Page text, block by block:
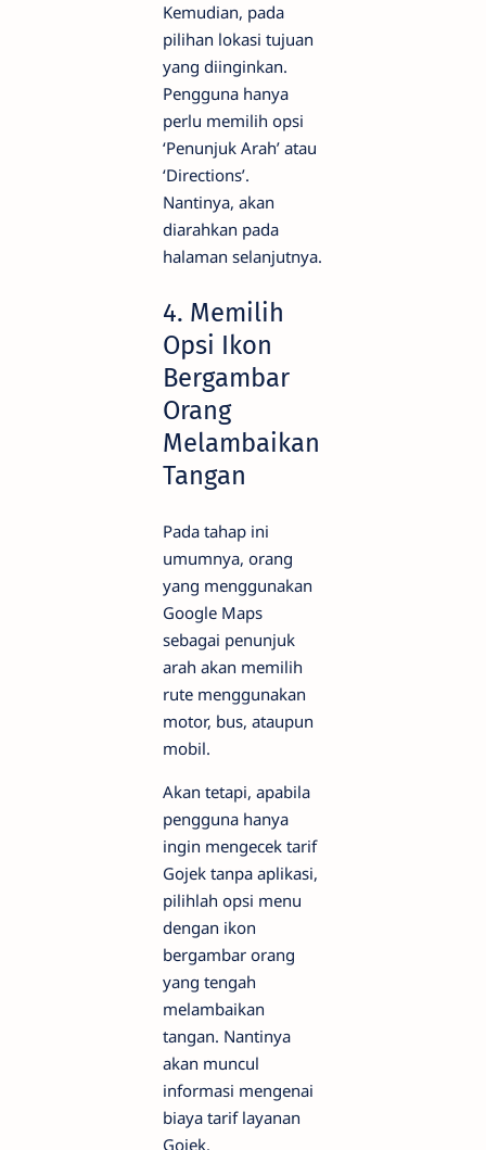
Kemudian, pada
pilihan lokasi tujuan
yang diinginkan.
Pengguna hanya
perlu memilih opsi
‘Penunjuk Arah’ atau
‘Directions’.
Nantinya, akan
diarahkan pada
halaman selanjutnya.
4. Memilih
Opsi Ikon
Bergambar
Orang
Melambaikan
Tangan
Pada tahap ini
umumnya, orang
yang menggunakan
Google Maps
sebagai penunjuk
arah akan memilih
rute menggunakan
motor, bus, ataupun
mobil.
Akan tetapi, apabila
pengguna hanya
ingin mengecek tarif
Gojek tanpa aplikasi,
pilihlah opsi menu
dengan ikon
bergambar orang
yang tengah
melambaikan
tangan. Nantinya
akan muncul
informasi mengenai
biaya tarif layanan
Gojek.